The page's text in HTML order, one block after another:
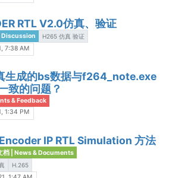
RTL V2.0仿真、验证
Discussion H265 仿真 验证
7:38 AM
生成的bs数据与f264_note.exe
致的问题？
& Feedback
1:34 PM
IP RTL Simulation 方法
档 | News & Documents
H.265